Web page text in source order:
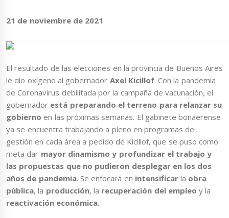
21 de noviembre de 2021
El resultado de las elecciones en la provincia de Buenos Aires
le dio oxígeno al gobernador Axel Kicillof. Con la pandemia
de Coronavirus debilitada por la campaña de vacunación, el
gobernador está preparando el terreno para relanzar su
gobierno en las próximas semanas. El gabinete bonaerense
ya se encuentra trabajando a pleno en programas de
gestión en cada área a pedido de Kicillof, que se puso como
meta dar mayor dinamismo y profundizar el trabajo y
las propuestas que no pudieron desplegar en los dos
años de pandemia. Se enfocará en intensificarla obra
pública, la producción, la recuperación del empleo y la
reactivación económica.